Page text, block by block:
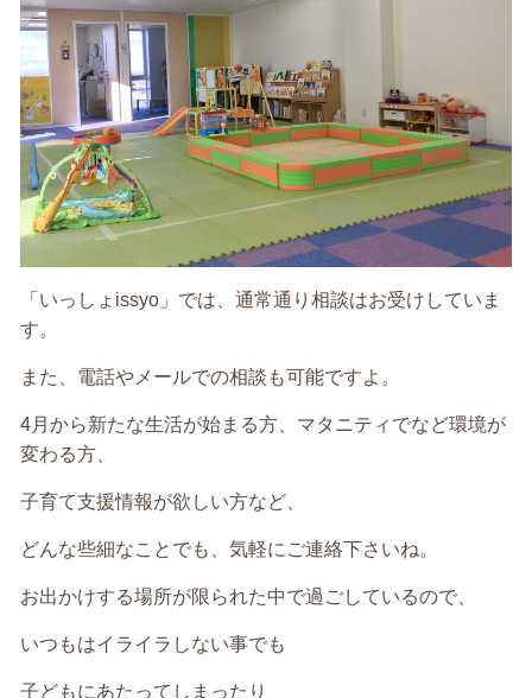
「いっしょissyo」では、通常通り相談はお受けしていま
す。
また、電話やメールでの相談も可能ですよ。
4月から新たな生活が始まる方、マタニティでなど環境が
変わる方、
子育て支援情報が欲しい方など、
どんな些細なことでも、気軽にご連絡下さいね。
お出かけする場所が限られた中で過ごしているので、
いつもはイライラしない事でも
子どもにあたってしまったり